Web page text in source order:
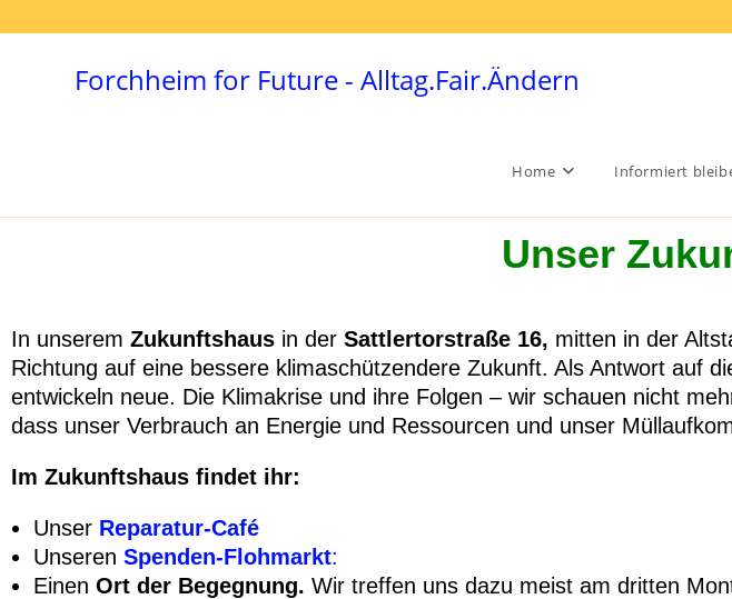
Forchheim for Future - Alltag.Fair.Ändern
Home Informiert
Unser
In unserem Zukunftshaus in der Sattlertorstraße 16, mitten in der
Richtung auf eine bessere klimaschützendere Zukunft. Als Antwort auf
entwickeln neue. Die Klimakrise und ihre Folgen – wir schauen nicht
dass unser Verbrauch an Energie und Ressourcen und unser
Im Zukunftshaus findet ihr:
Unser Reparatur-Café
Unseren Spenden-Flohmarkt:
Einen Ort der Begegnung. Wir treffen uns dazu meist am dritten